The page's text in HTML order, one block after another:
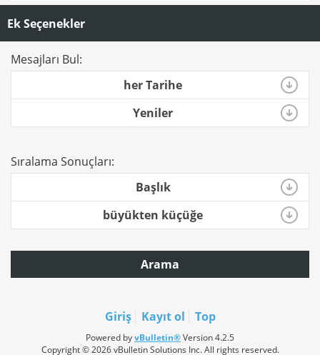
Ek Seçenekler
Mesajları Bul:
her Tarihe
Yeniler
Sıralama Sonuçları:
Başlık
büyükten küçüğe
Arama
Giriş Kayıt ol Top
Powered byvBulletin®Version 4.2.5
Copyright © 2026 vBulletin Solutions Inc. All rights reserved.